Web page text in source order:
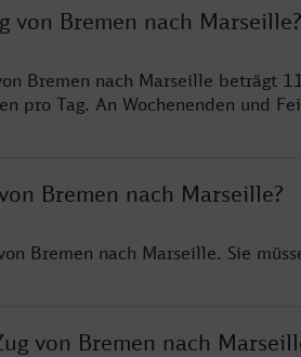
von Bremen nach Marseille?
Bremen nach Marseille beträgt
pro Tag. An Wochenenden und
Bremen nach Marseille?
Bremen nach Marseille. Sie
von Bremen nach